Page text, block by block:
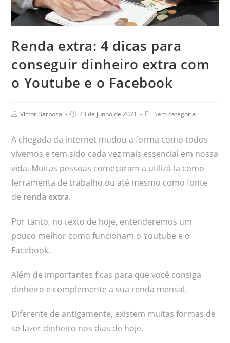
Renda extra: 4 dicas para
conseguir dinheiro extra com
o Youtube e o Facebook
Victor Barboza 23 de junho de 2021 Sem categoria
A chegada da internet mudou a forma como todos
vivemos e tem sido cada vez mais essencial em nossa
vida. Muitas pessoas começaram a utilizá-la como
ferramenta de trabalho ou até mesmo como fonte
de renda extra.
Por tanto, no texto de hoje, entenderemos um
pouco melhor como funcionam o Youtube e o
Facebook.
Além de importantes ficas para que você consiga
dinheiro e complemente a sua renda mensal.
Diferente de antigamente, existem muitas formas de
se fazer dinheiro nos dias de hoje.